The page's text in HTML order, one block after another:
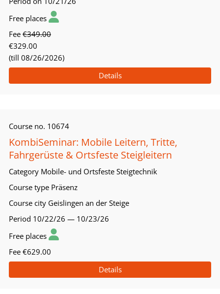
Free places
Fee €349.00
€329.00
(till 08/26/2026)
Details
Course no. 10674
KombiSeminar: Mobile Leitern, Tritte,
Fahrgerüste & Ortsfeste Steigleitern
Category Mobile- und Ortsfeste Steigtechnik
Course type Präsenz
Course city Geislingen an der Steige
Period 10/22/26 — 10/23/26
Free places
Fee €629.00
Details